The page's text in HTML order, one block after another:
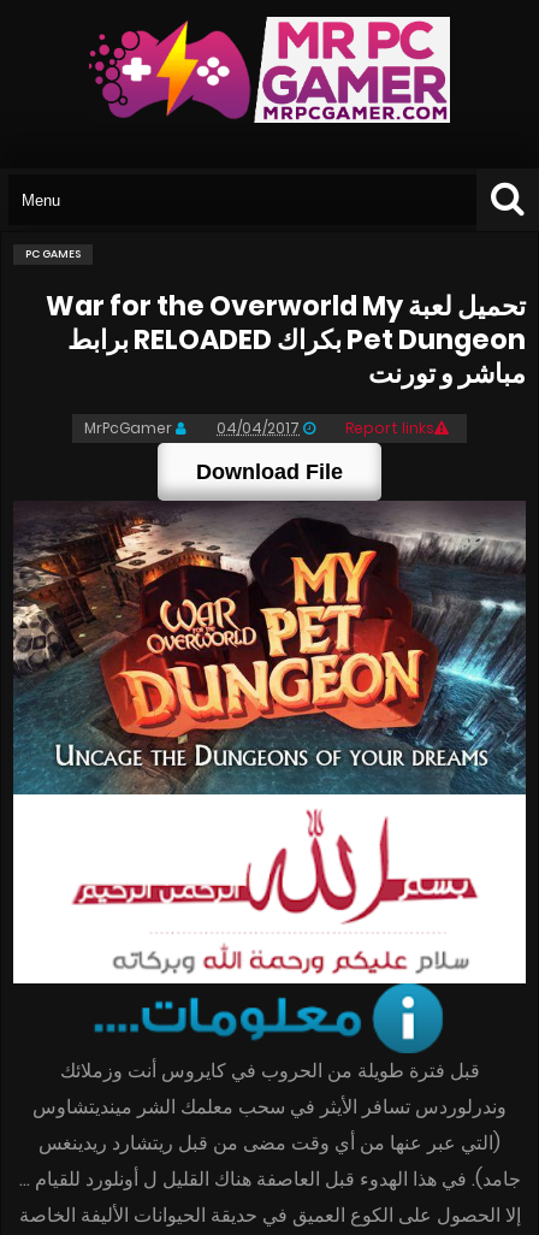
PC GAMES
تحميل لعبة War for the Overworld My
Pet Dungeon بكراك RELOADED برابط
مباشر و تورنت
MrPcGamer 04/04/2017 Report links
Download File
قبل فترة طويلة من الحروب في كايروس أنت وزملائك
وندرلوردس تسافر الأيثر في سحب معلمك الشر مينديتشاوس
(التي عبر عنها من أي وقت مضى من قبل ريتشارد ريدينغس
جامد). في هذا الهدوء قبل العاصفة هناك القليل ل أونلورد للقيام …
إلا الحصول على الكوع العميق في حديقة الحيوانات الأليفة الخاصة